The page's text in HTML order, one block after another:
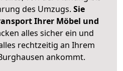
des Umzugs. Sie
Ihrer Möbel und
alles sicher ein und
rechtzeitig an Ihrem
ankommt.